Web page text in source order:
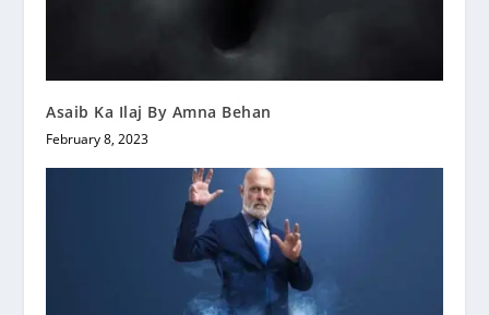
Asaib Ka Ilaj By Amna Behan
February 8, 2023